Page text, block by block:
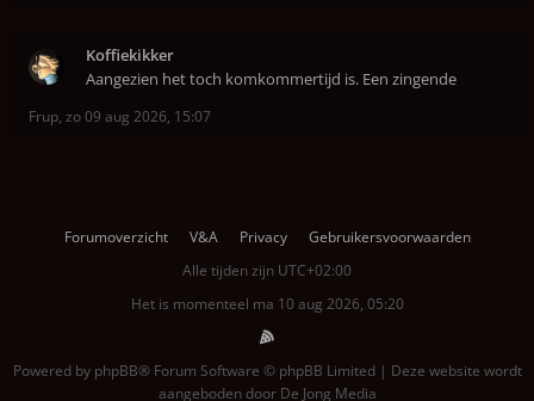
Koffiekikker
Aangezien het toch komkommertijd is. Een zingende
Frup, zo 09 aug 2026, 15:07
Forumoverzicht V&A Privacy
Gebruikersvoorwaarden
Alle tijden zijn UTC+02:00
Het is momenteel ma 10 aug 2026, 05:20
Powered by phpBB® Forum Software © phpBB Limited | Deze website wordt
aangeboden door De Jong Media